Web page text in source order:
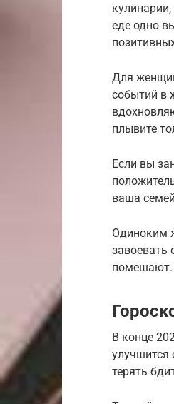
еде одно
Для
событий в
плывите
Если вы
ваша
Одиноким
завоевать
помешают.
В конце
улучшится
терять